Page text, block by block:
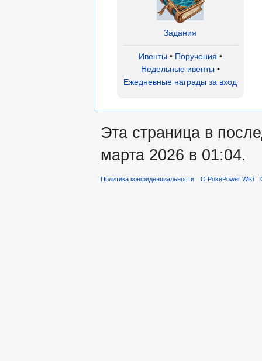
Задания
Ивенты • Поручения •
Недельные ивенты •
Ежедневные награды за вход
Эта страница в
марта 2026 в 01:04.
Политика конфиденциальности О PokePower Wiki